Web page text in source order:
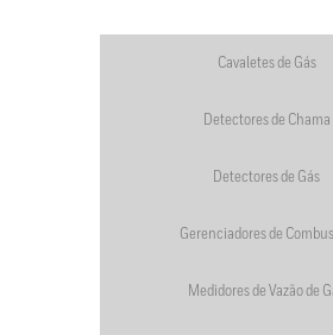
Cavaletes de Gás
Detectores de Chama
Detectores de Gás
Gerenciadores de
Medidores de Vazão de